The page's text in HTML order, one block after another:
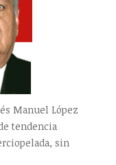
Manuel López
tendencia
sin